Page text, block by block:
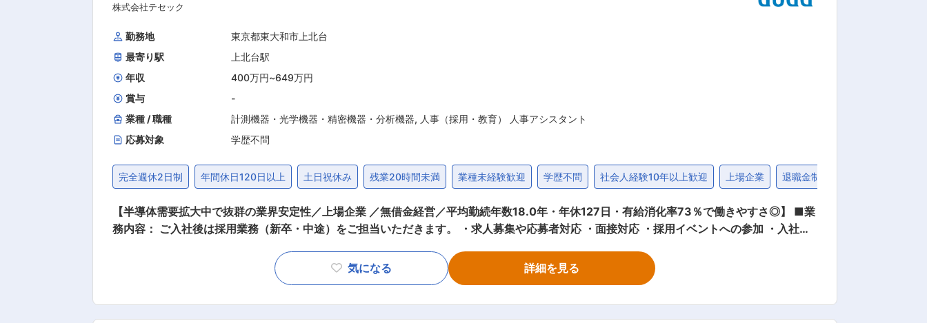
ドラといった最終段階の検査装置に特化し、この分野での専門的な技術力とシェアを保有しています。今後、通信や自動車産業においてます
産業向け需要、５G化や巣ごもり消費を背景としたパソコンやスマートフォン、ゲーム向け需要等幅広い分野で市場が拡大しています。 ■当
社の技術力 技術や品質の高さ等からテキサス・インスツルメンツ社より、その年の最も貢献度の高いサプライヤーに贈られる SEA（Supplier
Excellence Award）を受賞されるなど、業界の中でも高い技術力はもちろんのこと、企業力の高さが魅力の一つでもあります。 変更の範
囲：会社の定める業務
株式会社テセック
勤務地
東京都東大和市上北台
最寄り駅
上北台駅
年収
400万円~649万円
賞与
-
業種 / 職種
計測機器・光学機器・精密機器・分析機器, 人事（採用・教育） 人事アシスタント
応募対象
学歴不問
完全週休2日制 年間休日120日以上 土日祝休み 残業20時間未満 業種未経験歓迎 学歴不問 社会人経験10年以上歓迎 上場企業 退職金制度
【半導体需要拡大中で抜群の業界安定性／上場企業 ／無借金経営／平均勤続年数18.0年・年休127日・有給消化率73％で働きやすさ◎】 ■業
務内容： ご入社後は採用業務（新卒・中途）をご担当いただきます。 ・求人募集や応募者対応 ・面接対応 ・採用イベントへの参加 ・入社手
雰囲気： 人事部は現在4名組織です。（50代1名,30代2名,20代1名） 全社的にアットホームな雰囲気で、社員が分け隔てなく働かれているこ
とが魅力の一つです。連携を取り、それぞれの人事業務をフォローし合いながら行っています。 ■入社後のフォロー体制： 採用業務は現在1
気になる 詳細を見る